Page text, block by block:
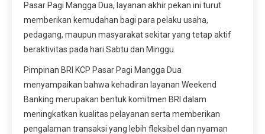
Pasar Pagi Mangga Dua, layanan akhir pekan ini turut
memberikan kemudahan bagi para pelaku usaha,
pedagang, maupun masyarakat sekitar yang tetap aktif
beraktivitas pada hari Sabtu dan Minggu.
Pimpinan BRI KCP Pasar Pagi Mangga Dua
menyampaikan bahwa kehadiran layanan Weekend
Banking merupakan bentuk komitmen BRI dalam
meningkatkan kualitas pelayanan serta memberikan
pengalaman transaksi yang lebih fleksibel dan nyaman